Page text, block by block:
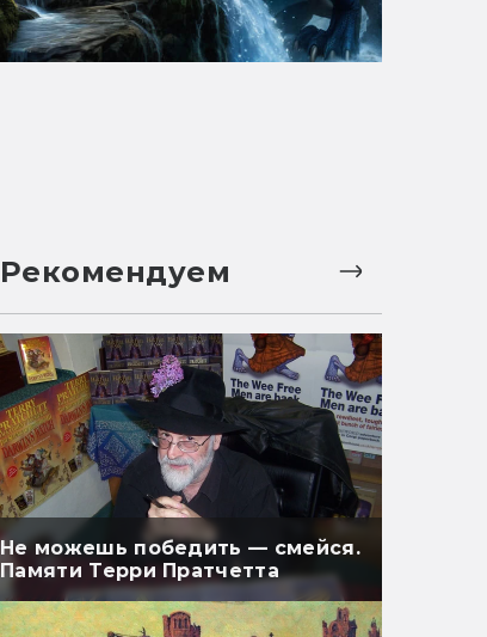
Рекомендуем
Не можешь победить — смейся.
Памяти Терри Пратчетта